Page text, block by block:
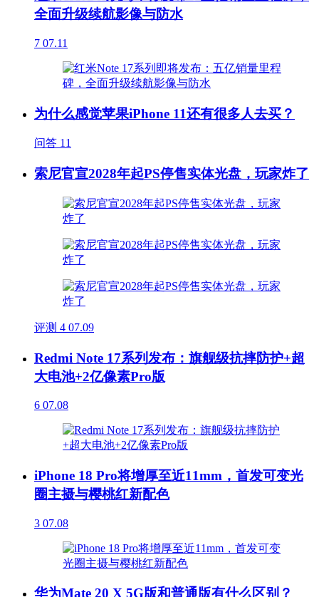
全面升级续航影像与防水
7 07.11
为什么感觉苹果iPhone 11还有很多人去买？
问答 11
索尼官宣2028年起PS停售实体光盘，玩家炸了
评测 4 07.09
Redmi Note 17系列发布：旗舰级抗摔防护+超
大电池+2亿像素Pro版
6 07.08
iPhone 18 Pro将增厚至近11mm，首发可变光
圈主摄与樱桃红新配色
3 07.08
华为Mate 20 X 5G版和普通版有什么区别？